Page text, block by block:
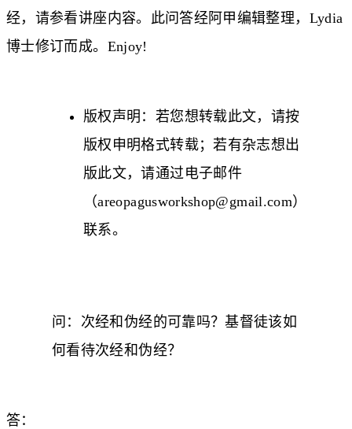
经，请参看讲座内容。此问答经阿甲编辑整理，Lydia
博士修订而成。Enjoy!
版权声明：若您想转载此文，请按
版权申明格式转载；若有杂志想出
版此文，请通过电子邮件
（areopagusworkshop@gmail.com）
联系。
问：次经和伪经的可靠吗？基督徒该如
何看待次经和伪经？
答：